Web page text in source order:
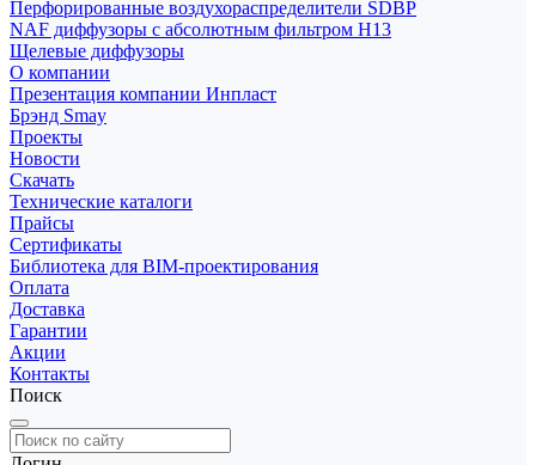
Перфорированные воздухораспределители SDBP
NAF диффузоры с абсолютным фильтром Н13
Щелевые диффузоры
О компании
Презентация компании Инпласт
Брэнд Smay
Проекты
Новости
Скачать
Технические каталоги
Прайсы
Сертификаты
Библиотека для BIM-проектирования
Оплата
Доставка
Гарантии
Акции
Контакты
Поиск